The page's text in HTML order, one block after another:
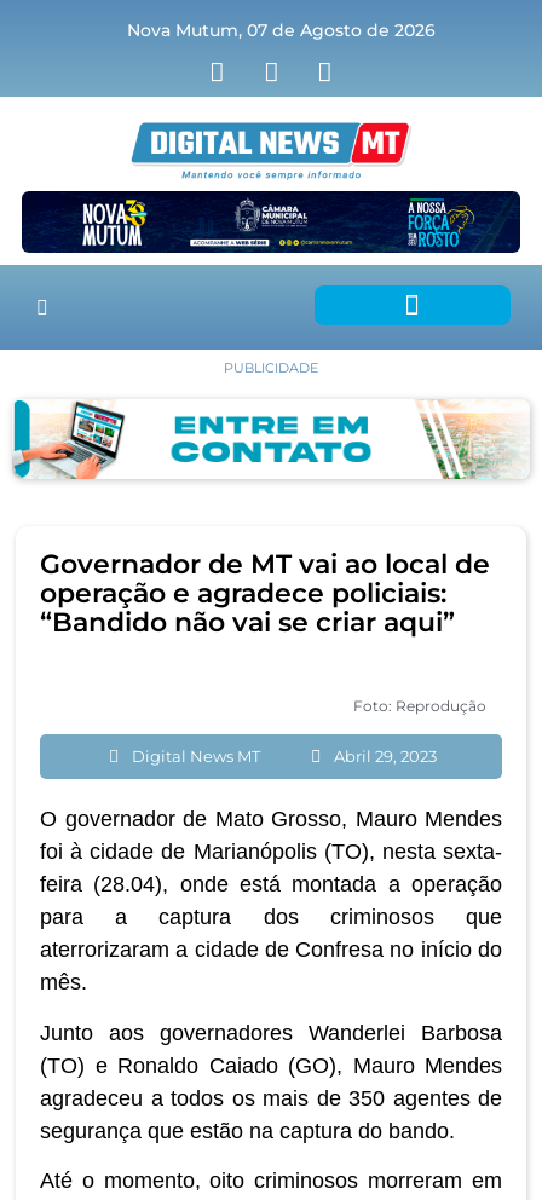
Nova Mutum, 07 de Agosto de 2026
PUBLICIDADE
Governador de MT vai ao local de
operação e agradece policiais:
“Bandido não vai se criar aqui”
Foto: Reprodução
Digital News MT Abril 29, 2023
O governador de Mato Grosso, Mauro Mendes
foi à cidade de Marianópolis (TO), nesta sexta-
feira (28.04), onde está montada a operação
para a captura dos criminosos que
aterrorizaram a cidade de Confresa no início do
mês.
Junto aos governadores Wanderlei Barbosa
(TO) e Ronaldo Caiado (GO), Mauro Mendes
agradeceu a todos os mais de 350 agentes de
segurança que estão na captura do bando.
Até o momento, oito criminosos morreram em